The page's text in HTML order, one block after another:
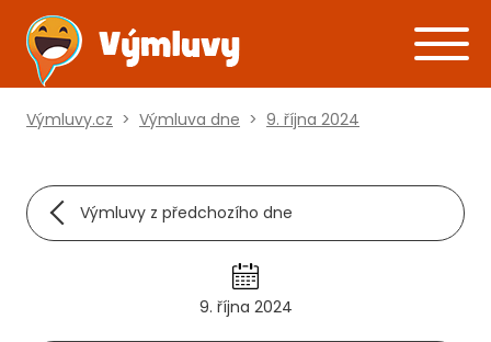
Výmluvy.cz > Výmluva dne > 9. října 2024
Výmluvy z předchozího dne
9. října 2024